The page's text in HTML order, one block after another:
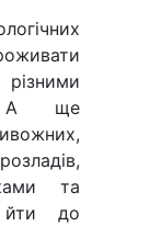
А ще
та
йти до